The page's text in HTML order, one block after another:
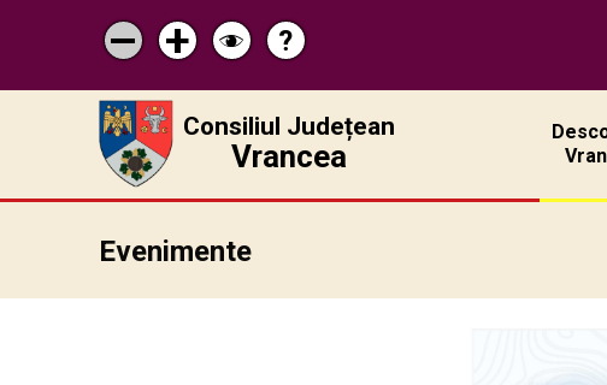
Micșorează
scrisul
Mărește
scrisul
Schimbă
contrastul
Pagina
de
ajutor
?
Consiliul Județean
Vrancea
Evenimente